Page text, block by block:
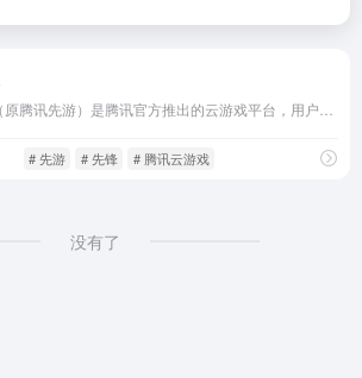
# 先游 # 先锋 # 腾讯云游戏
没有了